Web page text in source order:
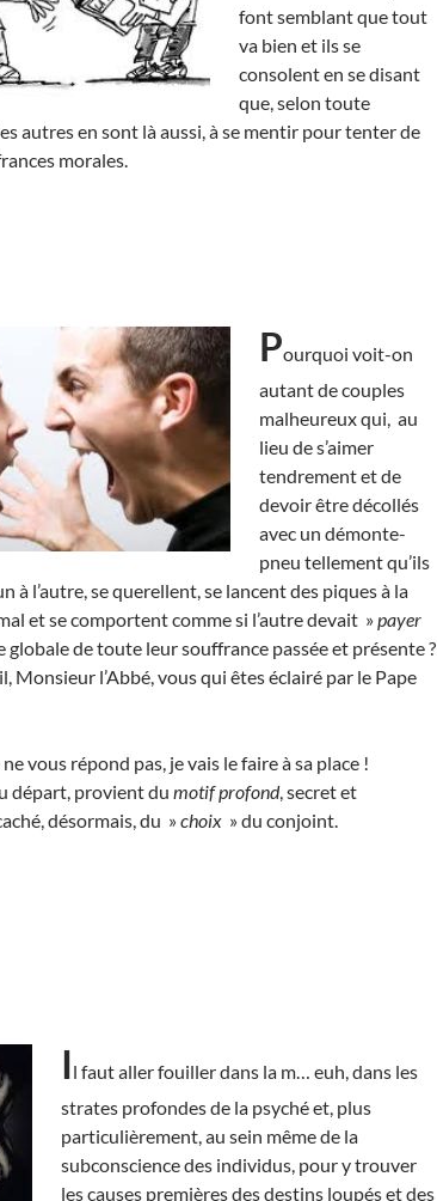
font semblant que tout
va bien et ils se
consolent en se disant
que, selon toute
autres en sont là aussi, à se mentir pour tenter de
morales.
Pourquoi voit-on
autant de couples
malheureux qui, au
lieu de s’aimer
tendrement et de
devoir être décollés
avec un démonte-
pneu tellement qu’ils
à l’autre, se querellent, se lancent des piques à la
et se comportent comme si l’autre devait »payer
globale de toute leur souffrance passée et présente ?
Monsieur l’Abbé, vous qui êtes éclairé par le Pape
vous répond pas, je vais le faire à sa place !
départ, provient du motif profond, secret et
désormais, du »choix » du conjoint.
Il faut aller fouiller dans la m… euh, dans les
strates profondes de la psyché et, plus
particulièrement, au sein même de la
subconscience des individus, pour y trouver
les causes premièresdes destins loupés et des